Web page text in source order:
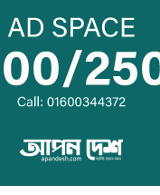
তনু হত্যার আসামি
হাফিজুরকে আত্মসমর্পণের
দুদকের মামলায় ঢাকা
কারাদণ্ড